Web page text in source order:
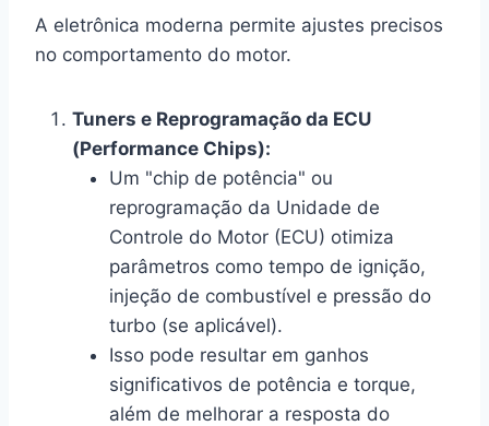
A eletrônica moderna permite ajustes precisos
no comportamento do motor.
Tuners e Reprogramação da ECU
(Performance Chips):
Um "chip de potência" ou
reprogramação da Unidade de
Controle do Motor (ECU) otimiza
parâmetros como tempo de ignição,
injeção de combustível e pressão do
turbo (se aplicável).
Isso pode resultar em ganhos
significativos de potência e torque,
além de melhorar a resposta do